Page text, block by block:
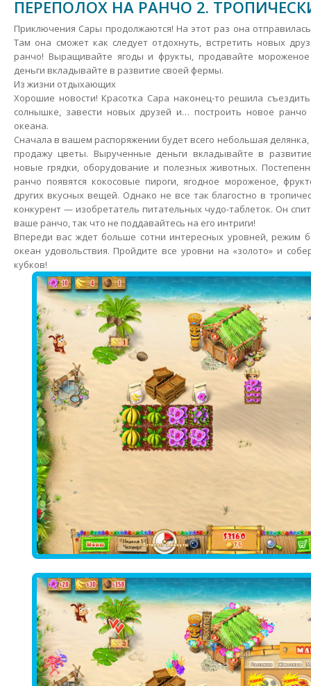
ПЕРЕПОЛОХ НА РАНЧО 2.
Приключения Сары продолжаются! На этот раз она
Там она сможет как следует отдохнуть, встретить новых
ранчо! Выращивайте ягоды и фрукты, продавайте
деньги вкладывайте в развитие своей фермы.
Из жизни отдыхающих
Хорошие новости! Красотка Сара наконец-то решила
солнышке, завести новых друзей и… построить новое ранчо
океана.
Сначала в вашем распоряжении будет всего небольшая
продажу цветы. Вырученные деньги вкладывайте в
новые грядки, оборудование и полезных животных.
ранчо появятся кокосовые пироги, ягодное мороженое,
других вкусных вещей. Однако не все так благостно в
конкурент — изобретатель питательных чудо-таблеток. Он
ваше ранчо, так что не поддавайтесь на его интриги!
Впереди вас ждет больше сотни интересных уровней, режим
океан удовольствия. Пройдите все уровни на «золото» и
кубков!